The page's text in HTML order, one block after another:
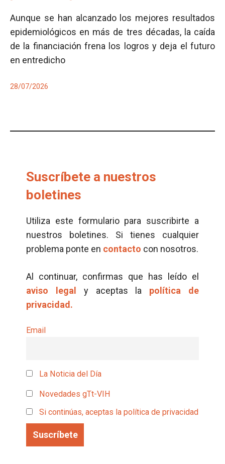
Aunque se han alcanzado los mejores resultados
epidemiológicos en más de tres décadas, la caída
de la financiación frena los logros y deja el futuro
en entredicho
28/07/2026
Suscríbete a nuestros
boletines
Utiliza este formulario para suscribirte a
nuestros boletines. Si tienes cualquier
problema ponte en contacto con nosotros.
Al continuar, confirmas que has leído el
aviso legal
y aceptas la política de
privacidad.
Email
La Noticia del Día
Novedades gTt-VIH
Si continúas, aceptas la política de privacidad